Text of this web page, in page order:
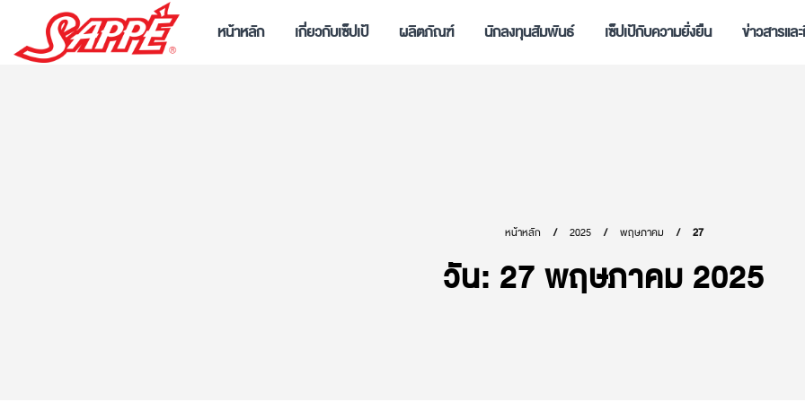
หน้าหลัก เกี่ยวกับเซ็ปเป้ ผลิตภัณฑ์ นักลงทุนสัมพันธ์ เซ็ปเป้กับความยั่งยืน ข่าวสารแล
หน้าหลัก 2025 พฤษภาคม 27
วัน: 27 พฤษภาคม 2025